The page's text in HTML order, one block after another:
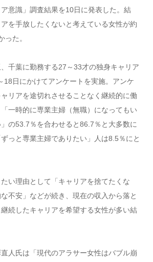
意識」調査結果を10日に発表した。結
を手放したくないと考えている女性が約
った。
千葉に勤務する27～33才の独身キャリア
18日にかけてアンケートを実施。アンケ
リアを途切れさせることなく継続的に働
一時的に専業主婦（無職）になってもい
の53.7％を合わせると86.7％と大多数に
っと専業主婦でありたい」人は8.5％にと
い理由として「キャリアを捨てたくな
不安」などが続き、現在の収入から落と
続したキャリアを希望する女性が多い結
人氏は「現代のアラサー女性はバブル崩